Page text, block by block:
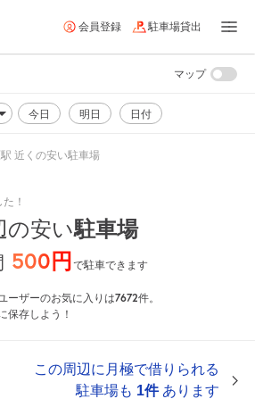
会員登録 駐車場貸出
今日 明日 日付
マップ
近くの安い駐車場
！
の安い駐車場
500円で駐車できます
ーザーのお気に入りは7672件。
保存しよう！
この周辺に月極で借りられる
駐車場も 1件あります